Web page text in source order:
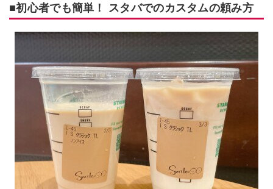
■初心者でも簡単！ スタバでのカスタムの頼み方